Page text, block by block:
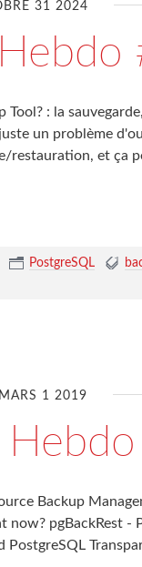
31 2024
Tool? : la
un problème
restauration, et ça
PostgreSQL
1 2019
Backup
now? pgBackRest -
PostgreSQL